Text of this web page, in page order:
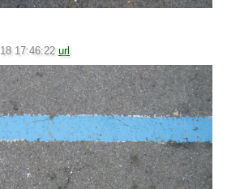
17:46:22 url